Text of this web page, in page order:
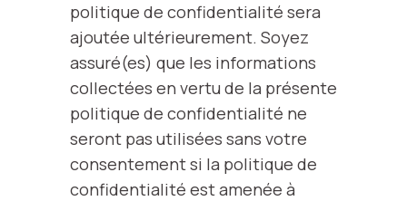
politique de confidentialité sera
ajoutée ultérieurement. Soyez
assuré(es) que les informations
collectées en vertu de la présente
politique de confidentialité ne
seront pas utilisées sans votre
consentement si la politique de
confidentialité est amenée à